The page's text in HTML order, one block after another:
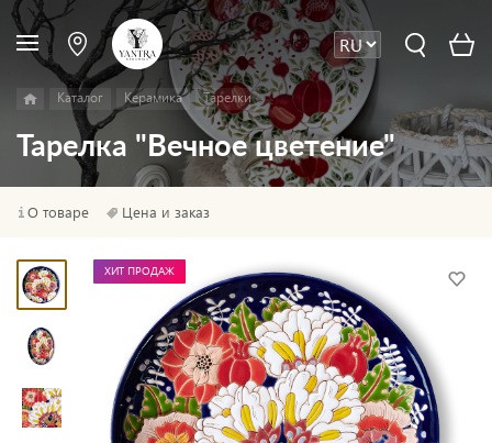
Каталог Керамика Тарелки
Тарелка "Вечное цветение"
О товаре Цена и заказ
ХИТ ПРОДАЖ